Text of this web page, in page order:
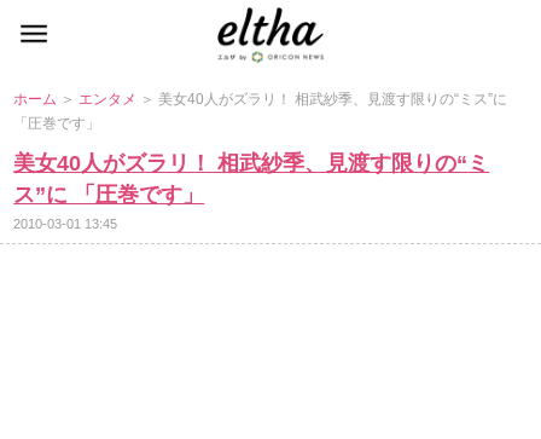
ホーム ＞ エンタメ ＞ 美女40人がズラリ！ 相武紗季、見渡す限りの“ミス”に
「圧巻です」
美女40人がズラリ！ 相武紗季、見渡す限りの“ミ
ス”に 「圧巻です」
2010-03-01 13:45